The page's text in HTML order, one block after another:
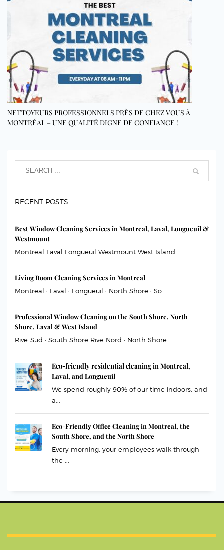
NETTOYEURS PROFESSIONNELS PRÈS DE CHEZ VOUS À
MONTRÉAL – UNE QUALITÉ DIGNE DE CONFIANCE !
RECENT POSTS
Best Window Cleaning Services in Montreal, Laval, Longueuil &
Westmount
Montreal Laval Longueuil Westmount West Island ...
Living Room Cleaning Services in Montreal
Montreal · Laval · Longueuil · North Shore · So...
Professional Window Cleaning on the South Shore, North
Shore, Laval & West Island
Rive-Sud · South Shore Rive-Nord · North Shore ...
Eco-friendly residential cleaning in Montreal,
Laval, and Longueuil
We spend roughly 90% of our time indoors, and
a...
Eco-Friendly Office Cleaning in Montreal, the
South Shore, and the North Shore
Every morning, your employees walk through
the ...